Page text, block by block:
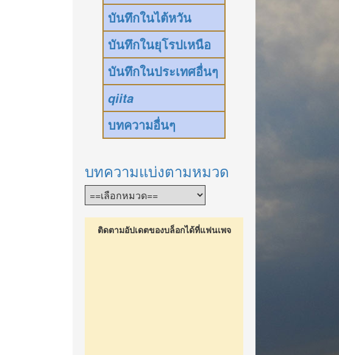
บันทึกในไต้หวัน
บันทึกในยุโรปเหนือ
บันทึกในประเทศอื่นๆ
qiita
บทความอื่นๆ
บทความแบ่งตามหมวด
ติดตามอัปเดตของบล็อกได้ที่แฟนเพจ